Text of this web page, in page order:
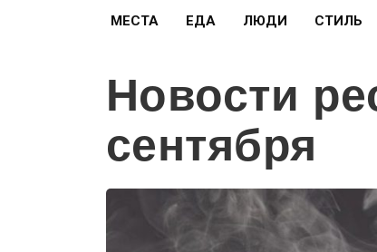
МЕСТА ЕДА ЛЮДИ СТИЛЬ
Новости
сентября